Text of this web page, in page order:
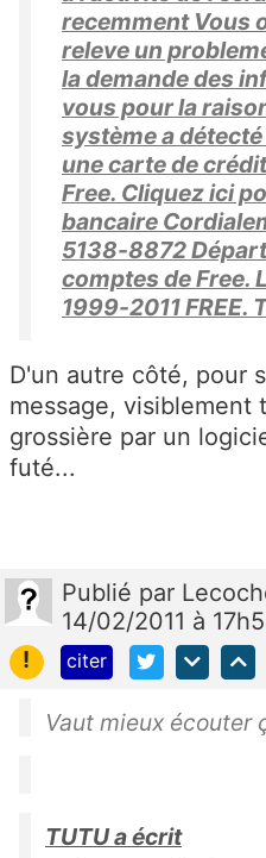
recemment Vous
releve un
la demande des
vous pour la
système a
une carte de
Free. Cliquez ici
bancaire
5138-8872
comptes de Free.
1999-2011 FREE.
D'un autre côté, pour
message, visiblement
grossière par un
futé...
Publié par
14/02/2011 à
!
citer
Vaut mieux écouter
TUTU a écrit